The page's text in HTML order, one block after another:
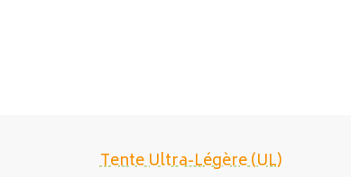
Tente Ultra-Légère (UL)